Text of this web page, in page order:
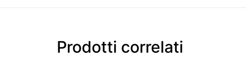
Prodotti correlati